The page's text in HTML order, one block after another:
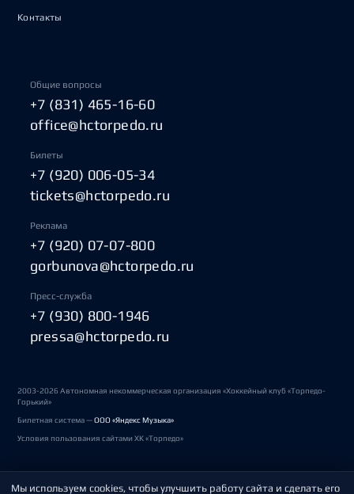
Контакты
Общие вопросы
+7 (831) 465-16-60
office@hctorpedo.ru
Билеты
+7 (920) 006-05-34
tickets@hctorpedo.ru
Реклама
+7 (920) 07-07-800
gorbunova@hctorpedo.ru
Пресс-служба
+7 (930) 800-1946
pressa@hctorpedo.ru
2003-2026 Автономная некоммерческая организация «Хоккейный клуб «Торпедо-
Горький»
Билетная система —ООО «Яндекс Музыка»
Условия пользования сайтами ХК «Торпедо»
Политика обработки персональных данных
Мы используем cookies, чтобы улучшить работу сайта и сделать его